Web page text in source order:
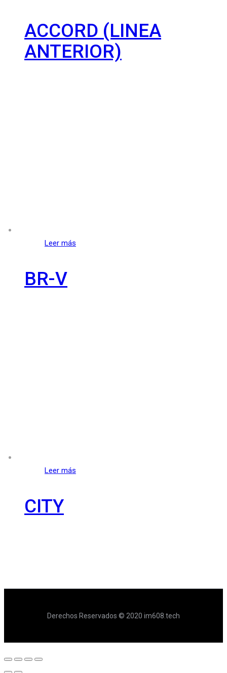
ACCORD (LINEA
ANTERIOR)
Leer más
BR-V
Leer más
CITY
Derechos Reservados © 2020 im608.tech